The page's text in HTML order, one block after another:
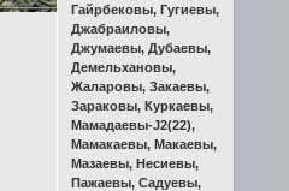
Гайрбековы, Гугиевы,
Джабраиловы,
Джумаевы, Дубаевы,
Демельхановы,
Жаларовы, Закаевы,
Зараковы, Куркаевы,
Мамадаевы-J2(22),
Мамакаевы, Макаевы,
Мазаевы, Несиевы,
Пажаевы, Садуевы,